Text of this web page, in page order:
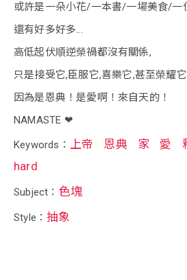
或許是一朵小花/一本書/一場美食/一
還有好多好多...
高低起伏順逆榮禍都沒有關係,
只是接受它,臣服它,喜樂它,甚至榮耀
因為是恩典！是愛啊！來自天的！
NAMASTE ❤
Keywords： 上帝 恩典 家 愛
hard
Subject： 色塊
Style：抽象